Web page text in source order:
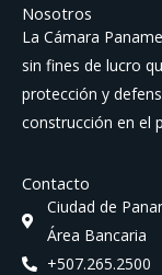
Nosotros
La Cámara
sin fines de lucro
protección y
construcción en el
Contacto
Ciudad de
Área Bancaria
+507.265.2500